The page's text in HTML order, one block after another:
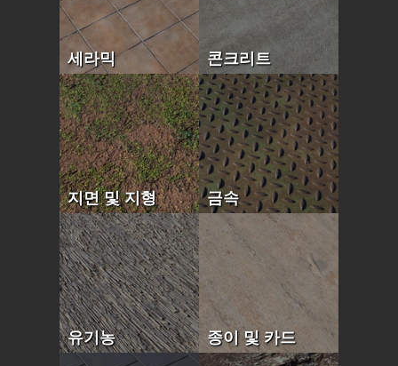
세라믹 콘크리트
지면 및 지형 금속
유기농 종이 및 카드